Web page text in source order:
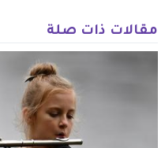
مقالات ذات صلة